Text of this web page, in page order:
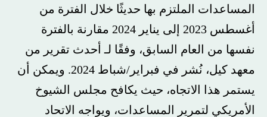
المساعدات الملتزم بها حديثًا خلال الفترة من
أغسطس 2023 إلى يناير 2024 مقارنة بالفترة
نفسها من العام السابق، وفقًا لـ أحدث تقرير من
معهد كيل، نُشر في فبراير/شباط 2024. ويمكن أن
يستمر هذا الاتجاه، حيث يكافح مجلس الشيوخ
الأمريكي لتمرير المساعدات، ويواجه الاتحاد